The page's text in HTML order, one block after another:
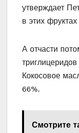
утверждает
в этих
А отчасти
Кокосовое
66%.
Смотрите